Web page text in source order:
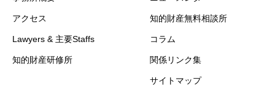
アクセス
Lawyers & 主要Staffs
知的財産研修所
知的財産無料相談所
コラム
関係リンク集
サイトマップ